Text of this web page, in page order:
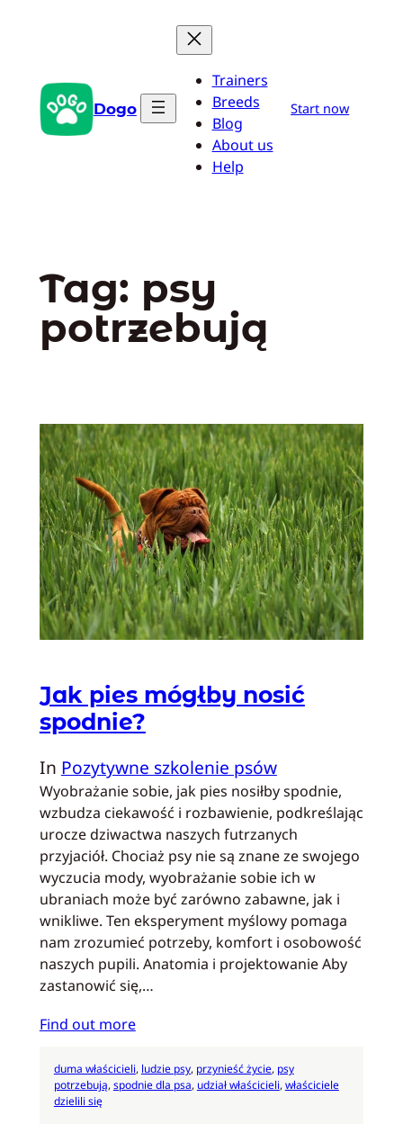
Dogo
Trainers
Breeds
Blog
About us
Help
Start now
Tag: psy
potrzebują
Jak pies mógłby nosić
spodnie?
In Pozytywne szkolenie psów
Wyobrażanie sobie, jak pies nosiłby spodnie,
wzbudza ciekawość i rozbawienie, podkreślając
urocze dziwactwa naszych futrzanych
przyjaciół. Chociaż psy nie są znane ze swojego
wyczucia mody, wyobrażanie sobie ich w
ubraniach może być zarówno zabawne, jak i
wnikliwe. Ten eksperyment myślowy pomaga
nam zrozumieć potrzeby, komfort i osobowość
naszych pupili. Anatomia i projektowanie Aby
zastanowić się,…
Find out more
duma właścicieli, ludzie psy, przynieść życie, psy
potrzebują, spodnie dla psa, udział właścicieli, właściciele
dzielili się